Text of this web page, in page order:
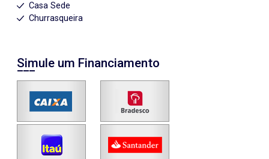
Casa Sede
Churrasqueira
Simule um Financiamento